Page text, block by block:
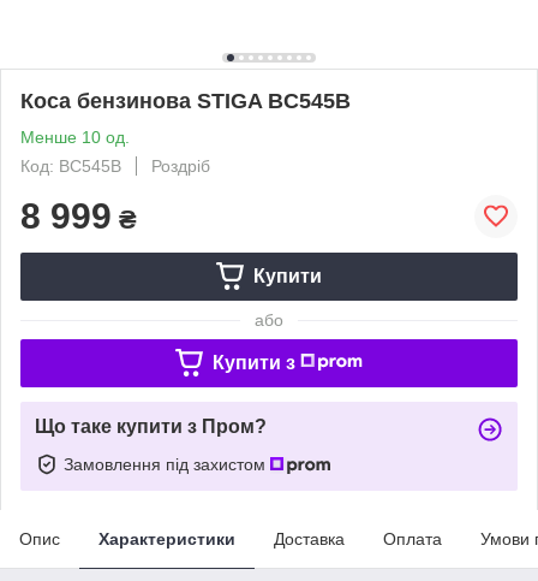
Коса бензинова STIGA BC545B
Менше 10 од.
Код: BC545B
Роздріб
8 999 ₴
Купити
або
Купити з
Що таке купити з Пром?
Замовлення під захистом
Опис Характеристики Доставка Оплата Умови